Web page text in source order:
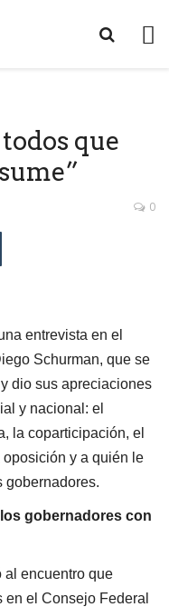
que
0
entrevista en el
Schurman, que se
dio sus apreciaciones
y nacional: el
la coparticipación, el
y a quién le
gobernadores.
gobernadores con
al encuentro que
el Consejo Federal